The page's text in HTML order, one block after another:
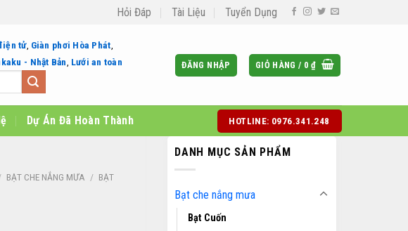
Hỏi Đáp Tài Liệu Tuyển Dụng
tử, Giàn phơi Hòa Phát
- Nhật Bản Lưới an toàn ĐĂNG NHẬP GIỎ HÀNG / 0 ₫
Dự Án Đã Hoàn Thành HOTLINE: 0976.341.248
DANH MỤC SẢN PHẨM
Bạt che nắng mưa
Bạt Cuốn
BẠT CHE NẮNG MƯA / BẠT